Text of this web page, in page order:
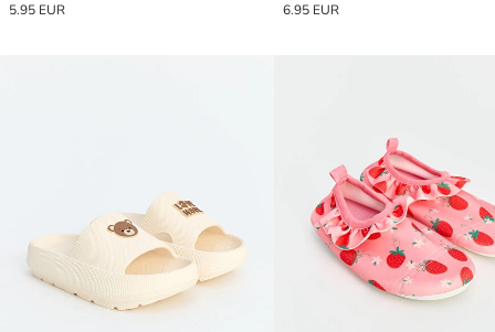
5.95 EUR
6.95 EUR